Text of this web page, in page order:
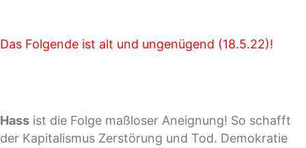
Das Folgende ist alt und ungenügend (18.5.22)!
Hass ist die Folge maßloser Aneignung! So schafft
der Kapitalismus Zerstörung und Tod. Demokratie